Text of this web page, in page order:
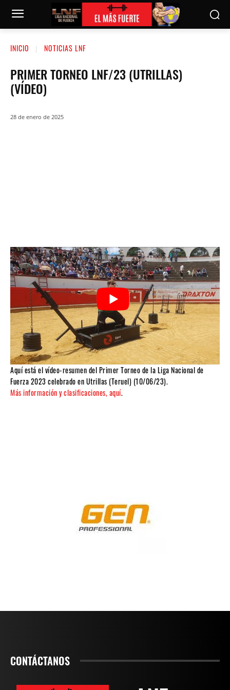
INICIO NOTICIAS LNF
PRIMER TORNEO LNF/23 (UTRILLAS)
(VÍDEO)
28 de enero de 2025
Aquí está el vídeo-resumen del Primer Torneo de la Liga Nacional de
Fuerza 2023 celebrado en Utrillas (Teruel) (10/06/23).
Más información y clasificaciones, aquí.
CONTÁCTANOS